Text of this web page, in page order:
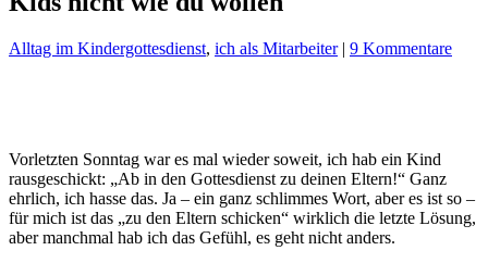
Alltag im Kindergottesdienst, ich als Mitarbeiter| 9 Kommentare
Vorletzten Sonntag war es mal wieder soweit, ich hab ein Kind
rausgeschickt: „Ab in den Gottesdienst zu deinen Eltern!“ Ganz
ehrlich, ich hasse das. Ja – ein ganz schlimmes Wort, aber es ist so –
für mich ist das „zu den Eltern schicken“ wirklich die letzte Lösung,
aber manchmal hab ich das Gefühl, es geht nicht anders.